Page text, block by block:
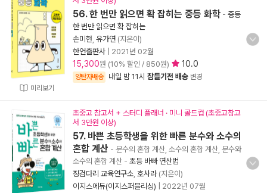
미리보기
56. 한 번만 읽으면 확 잡히는 중등 화학 - 중등
한 번만 읽으면 확 잡히는
손미현 유가연 (지은이)
한언출판사
2021년 02월
15,300원 (10% 할인 / 850원) 10.0
양탄자배송 내일 밤 11시 잠들기전 배송 변경
초중고 참고서 + 스터디 플래너 · 미니 콜드컵 (초중고참고
서 3만원 이상)
57. 바쁜 초등학생을 위한 빠른 분수와 소수의
혼합 계산 - 분수의 혼합 계산, 소수의 혼합 계산, 분수와
소수의 혼합 계산 - 초등 바빠 연산법
징검다리 교육연구소 호사라(지은이)
이지스에듀(이지스퍼블리싱)
2022년 07월